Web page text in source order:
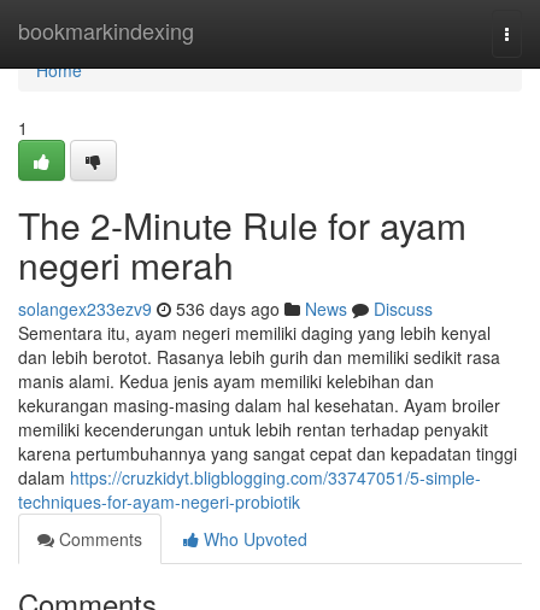
bookmarkindexing
Home
Home
1
The 2-Minute Rule for ayam
negeri merah
solangex233ezv9 536 days ago News
Discuss
Sementara itu, ayam negeri memiliki daging yang lebih kenyal
dan lebih berotot. Rasanya lebih gurih dan memiliki sedikit rasa
manis alami. Kedua jenis ayam memiliki kelebihan dan
kekurangan masing-masing dalam hal kesehatan. Ayam broiler
memiliki kecenderungan untuk lebih rentan terhadap penyakit
karena pertumbuhannya yang sangat cepat dan kepadatan tinggi
dalam https://cruzkidyt.bligblogging.com/33747051/5-simple-
techniques-for-ayam-negeri-probiotik
Comments
Who Upvoted